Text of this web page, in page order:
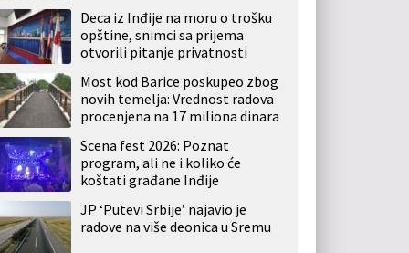
Deca iz Inđije na moru o trošku
opštine, snimci sa prijema
otvorili pitanje privatnosti
Most kod Barice poskupeo zbog
novih temelja: Vrednost radova
procenjena na 17 miliona dinara
Scena fest 2026: Poznat
program, ali ne i koliko će
koštati građane Inđije
JP ‘Putevi Srbije’ najavio je
radove na više deonica u Sremu